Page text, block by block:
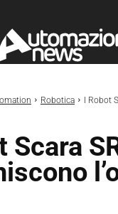
Robotica
I Robot
Scara